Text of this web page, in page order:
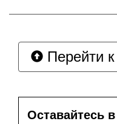
Перейти
Оставайтесь